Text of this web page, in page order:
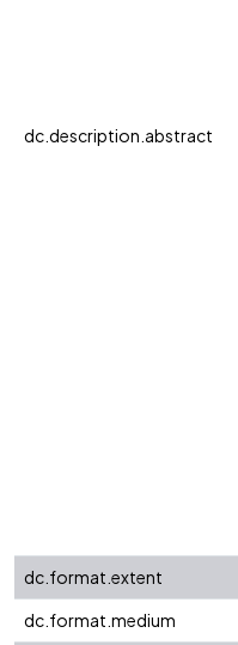
dc.description.abstract
dc.format.extent
dc.format.medium